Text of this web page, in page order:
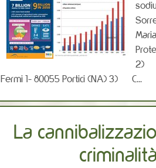
2)
Fermi 1- 80055 Portici (NA) 3) C...
La